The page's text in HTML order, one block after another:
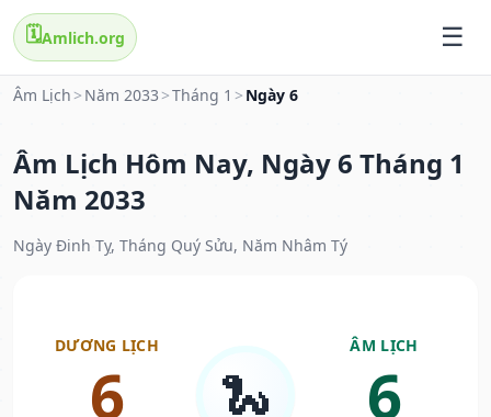
🗓️Amlich.org
Âm Lịch > Năm 2033 >Tháng 1 > Ngày 6
Âm Lịch Hôm Nay, Ngày 6 Tháng 1
Năm 2033
Ngày Đinh Tỵ, Tháng Quý Sửu, Năm Nhâm Tý
DƯƠNG LỊCH
6 🐍
ÂM LỊCH
6